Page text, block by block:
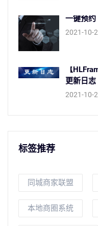
一键预约
2021-10-
【
更新日志
2021-10-
标签推荐
同城商家联盟
本地商圈系统